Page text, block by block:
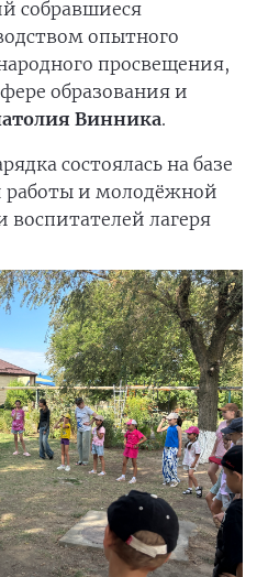
собравшиеся
опытного
просвещения,
образования и
Винника.
состоялась на базе
работы и молодёжной
воспитателей лагеря